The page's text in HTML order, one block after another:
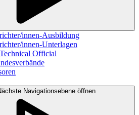
innen-Ausbildung
innen-Unterlagen
Official
Navigationsebene öffnen